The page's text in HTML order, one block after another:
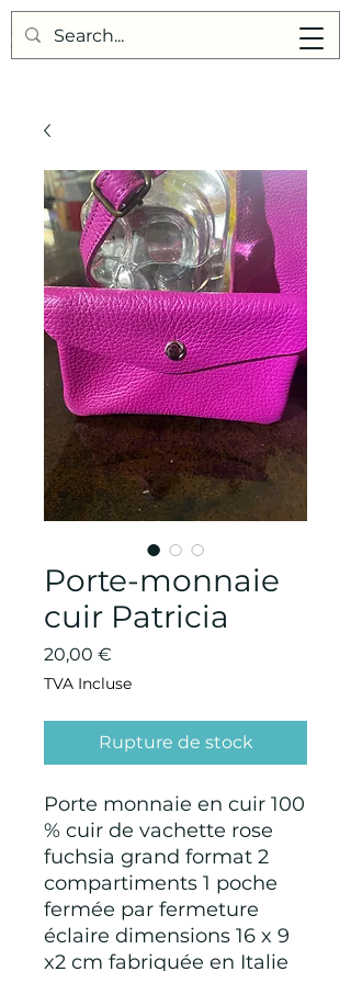
Points de Suture
Porte-monnaie
cuir Patricia
20,00 €
TVA Incluse
Rupture de stock
Porte monnaie en cuir 100
% cuir de vachette rose
fuchsia grand format 2
compartiments 1 poche
fermée par fermeture
éclaire dimensions 16 x 9
x2 cm fabriquée en Italie